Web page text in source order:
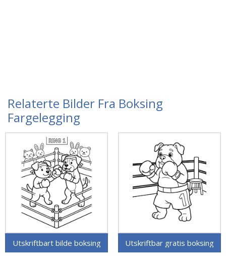
Relaterte Bilder Fra Boksing
Fargelegging
Utskriftbart bilde boksing Utskriftbar gratis boksing